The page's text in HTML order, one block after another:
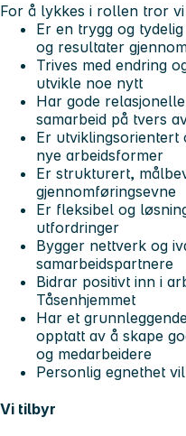
For å lykkes i rollen tror vi
Er en trygg og
og resultater
Trives med endring
utvikle noe nytt
Har gode
samarbeid på tvers
Er utviklingsorientert
nye arbeidsformer
Er strukturert,
gjennomføringsevne
Er fleksibel og
utfordringer
Bygger nettverk og
samarbeidspartnere
Bidrar positivt inn i
Tåsenhjemmet
Har et
opptatt av å skape
og medarbeidere
Personlig egnethet
Vi tilbyr